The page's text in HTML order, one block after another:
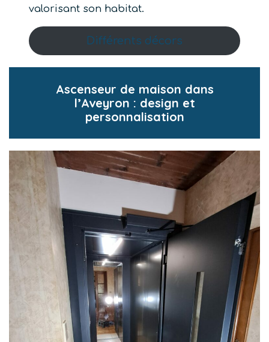
valorisant son habitat.
Différents décors
Ascenseur de maison dans
l’Aveyron : design et
personnalisation